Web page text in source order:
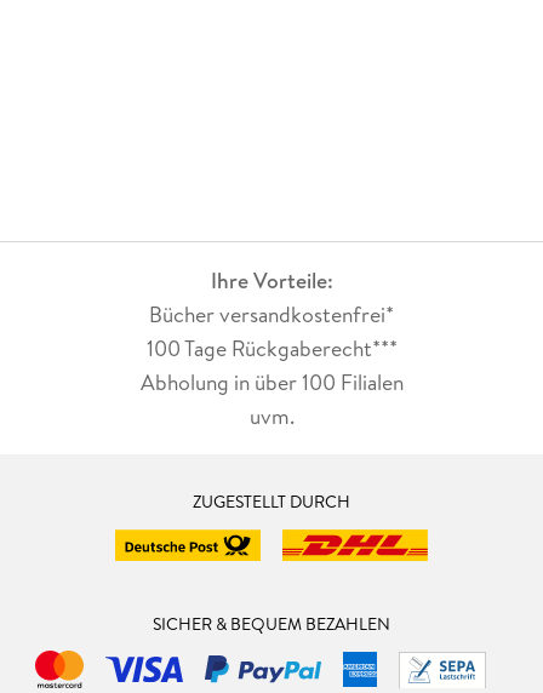
Ihre Vorteile:
Bücher versandkostenfrei*
100 Tage Rückgaberecht***
Abholung in über 100 Filialen
uvm.
ZUGESTELLT DURCH
SICHER & BEQUEM BEZAHLEN